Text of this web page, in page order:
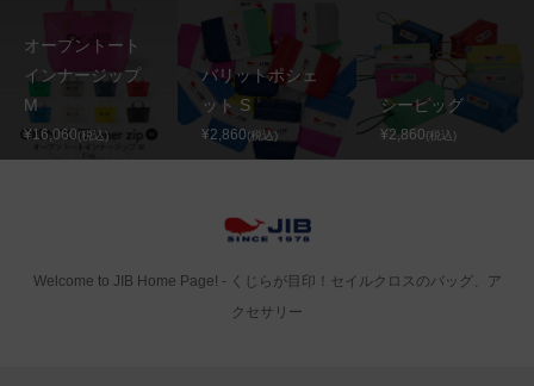
オープントート
インナージップ
M
¥16,060(税込)
バリットポシェ
ット S
¥2,860(税込)
シーピッグ
¥2,860(税込)
Welcome to JIB Home Page! ‐ くじらが目印！セイルクロスのバッグ、ア
クセサリー